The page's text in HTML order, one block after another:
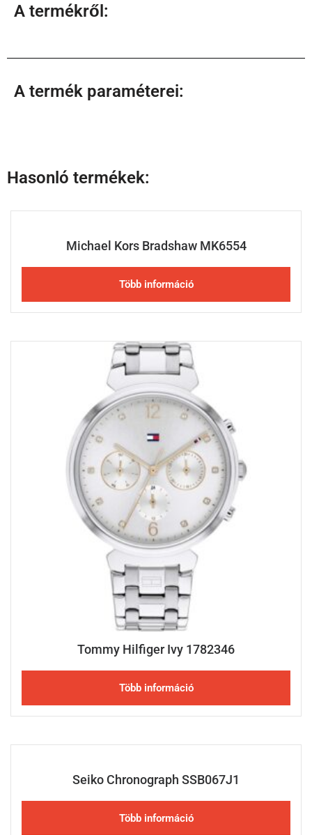
A termékről:
A termék paraméterei:
Hasonló termékek:
Michael Kors Bradshaw MK6554
Több információ
Tommy Hilfiger Ivy 1782346
Több információ
Seiko Chronograph SSB067J1
Több információ